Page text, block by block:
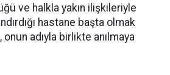
ve halkla yakın ilişkileriyle
hastane başta olmak
onun adıyla birlikte anılmaya